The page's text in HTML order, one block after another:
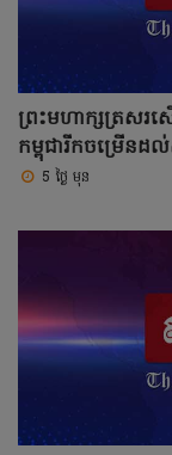
ព្រះមហាក្សត្រសរ
កម្ពុជារីកចម្រើនដល់
5 ថ្ងៃ មុន